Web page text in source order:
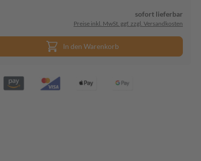
sofort lieferbar
Preise inkl. MwSt. ggf. zzgl. Versandkosten
In den Warenkorb